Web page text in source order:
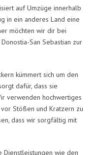
auf Umzüge innerhalb
in ein anderes Land eine
möchten wir dir bei
San Sebastian zur
kümmert sich um den
dafür, dass sie
verwenden hochwertiges
Stößen und Kratzern zu
dass wir sorgfältig mit
Dienstleistungen wie den